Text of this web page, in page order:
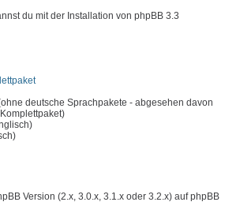
du mit der Installation von phpBB 3.3
deutsche Sprachpakete - abgesehen davon
Version (2.x, 3.0.x, 3.1.x oder 3.2.x) auf phpBB